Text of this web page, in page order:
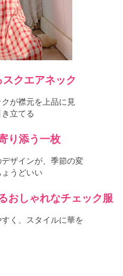
クエアネック
が襟元を上品に見
立てる
り添う一枚
ザインが、季節の変
うどいい
おしゃれなチェック服
く、スタイルに華を